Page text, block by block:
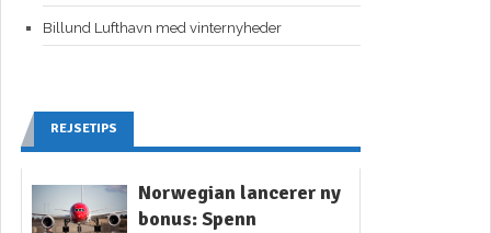
Billund Lufthavn med vinternyheder
REJSETIPS
Norwegian lancerer ny
bonus: Spenn